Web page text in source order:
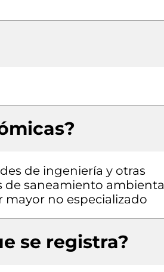
de ingeniería y otras
de saneamiento
mayor no especializado
se registra?